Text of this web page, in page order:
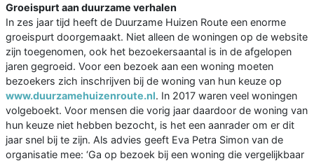
Groeispurt aan duurzame verhalen
In zes jaar tijd heeft de Duurzame Huizen Route een enorme
groeispurt doorgemaakt. Niet alleen de woningen op de website
zijn toegenomen, ook het bezoekersaantal is in de afgelopen
jaren gegroeid. Voor een bezoek aan een woning moeten
bezoekers zich inschrijven bij de woning van hun keuze op
www.duurzamehuizenroute.nl. In 2017 waren veel woningen
volgeboekt. Voor mensen die vorig jaar daardoor de woning van
hun keuze niet hebben bezocht, is het een aanrader om er dit
jaar snel bij te zijn. Als advies geeft Eva Petra Simon van de
organisatie mee: ‘Ga op bezoek bij een woning die vergelijkbaar